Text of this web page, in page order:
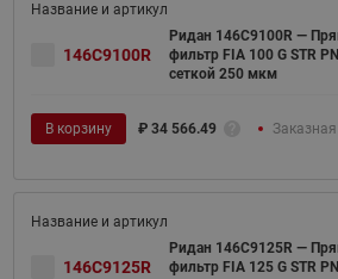
146C9100R
Ридан 146C9100R —
фильтр FIA 100 G STR
сеткой 250 мкм
В корзину ₽ 34 566.49
146C9125R
Ридан 146C9125R —
фильтр FIA 125 G STR